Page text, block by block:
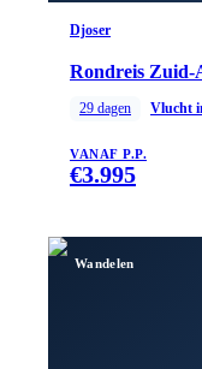
Djoser
Rondreis Zuid-
29 dagen Vlucht
VANAF P.P.
€3.995
Wandelen